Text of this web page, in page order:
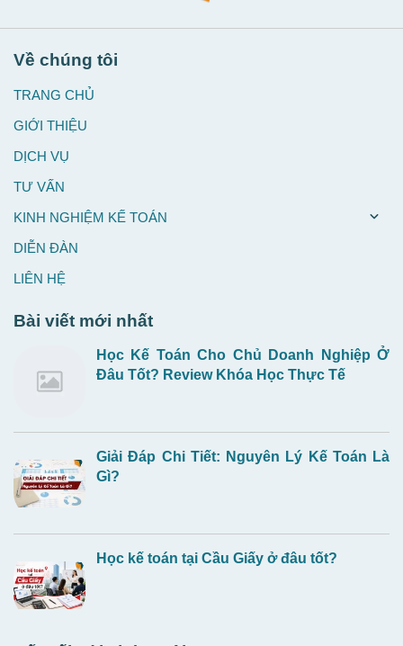
Về chúng tôi
TRANG CHỦ
GIỚI THIỆU
DỊCH VỤ
TƯ VẤN
KINH NGHIỆM KẾ TOÁN
DIỄN ĐÀN
LIÊN HỆ
Bài viết mới nhất
Học Kế Toán Cho Chủ Doanh Nghiệp Ở
Đâu Tốt? Review Khóa Học Thực Tế
Giải Đáp Chi Tiết: Nguyên Lý Kế Toán Là
Gì?
Học kế toán tại Cầu Giấy ở đâu tốt?